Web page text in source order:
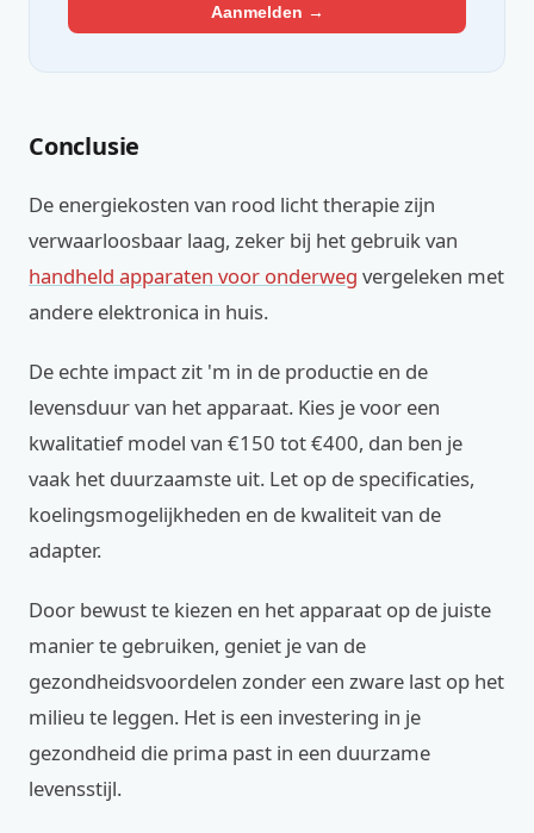
Aanmelden →
Conclusie
De energiekosten van rood licht therapie zijn
verwaarloosbaar laag, zeker bij het gebruik van
handheld apparaten voor onderweg vergeleken met
andere elektronica in huis.
De echte impact zit 'm in de productie en de
levensduur van het apparaat. Kies je voor een
kwalitatief model van €150 tot €400, dan ben je
vaak het duurzaamste uit. Let op de specificaties,
koelingsmogelijkheden en de kwaliteit van de
adapter.
Door bewust te kiezen en het apparaat op de juiste
manier te gebruiken, geniet je van de
gezondheidsvoordelen zonder een zware last op het
milieu te leggen. Het is een investering in je
gezondheid die prima past in een duurzame
levensstijl.